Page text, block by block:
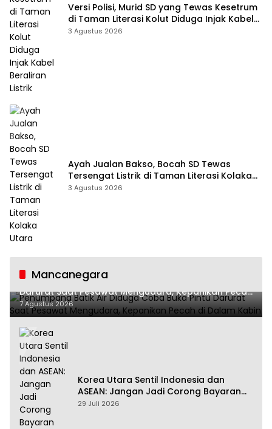
Versi Polisi, Murid SD yang Tewas Kesetrum
di Taman Literasi Kolut Diduga Injak Kabel
Beraliran Listrik
3 Agustus 2026
Ayah Jualan Bakso, Bocah SD Tewas
Tersengat Listrik di Taman Literasi Kolaka
Utara
3 Agustus 2026
Mancanegara
Penumpang Batik Air Diduga Coba Buka Pintu
Darurat Saat Pesawat Mengudara, Kepanikan Pecah
di Dalam Kabin
7 Agustus 2026
Korea Utara Sentil Indonesia dan
ASEAN: Jangan Jadi Corong Bayaran
Amerika Serikat
29 Juli 2026